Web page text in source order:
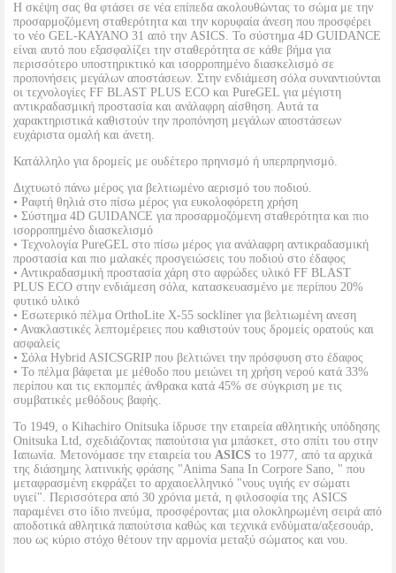
Η σκέψη σας θα φτάσει σε νέα επίπεδα ακολουθώντας το σώμα με την
προσαρμοζόμενη σταθερότητα και την κορυφαία άνεση που προσφέρει
το νέο GEL-KAYANO 31 από την ASICS. Το σύστημα 4D GUIDANCE
είναι αυτό που εξασφαλίζει την σταθερότητα σε κάθε βήμα για
περισσότερο υποστηρικτικό και ισορροπημένο διασκελισμό σε
προπονήσεις μεγάλων αποστάσεων. Στην ενδιάμεση σόλα συναντιούνται
οι τεχνολογίες FF BLAST PLUS ECO και PureGEL για μέγιστη
αντικραδασμική προστασία και ανάλαφρη αίσθηση. Αυτά τα
χαρακτηριστικά καθιστούν την προπόνηση μεγάλων αποστάσεων
ευχάριστα ομαλή και άνετη.
Κατάλληλο για δρομείς με ουδέτερο πρηνισμό ή υπερπρηνισμό.
Διχτυωτό πάνω μέρος για βελτιωμένο αερισμό του ποδιού.
• Ραφτή θηλιά στο πίσω μέρος για ευκολοφόρετη χρήση
• Σύστημα 4D GUIDANCE για προσαρμοζόμενη σταθερότητα και πιο
ισορροπημένο διασκελισμό
• Τεχνολογία PureGEL στο πίσω μέρος για ανάλαφρη αντικραδασμική
προστασία και πιο μαλακές προσγειώσεις του ποδιού στο έδαφος
• Αντικραδασμική προστασία χάρη στο αφρώδες υλικό FF BLAST
PLUS ECO στην ενδιάμεση σόλα, κατασκευασμένο με περίπου 20%
φυτικό υλικό
• Εσωτερικό πέλμα OrthoLite X-55 sockliner για βελτιωμένη ανεση
• Ανακλαστικές λεπτομέρειες που καθιστούν τους δρομείς ορατούς και
ασφαλείς
• Σόλα Hybrid ASICSGRIP που βελτιώνει την πρόσφυση στο έδαφος
• Το πέλμα βάφεται με μέθοδο που μειώνει τη χρήση νερού κατά 33%
περίπου και τις εκπομπές άνθρακα κατά 45% σε σύγκριση με τις
συμβατικές μεθόδους βαφής.
Το 1949, ο Kihachiro Onitsuka ίδρυσε την εταιρεία αθλητικής υπόδησης
Onitsuka Ltd, σχεδιάζοντας παπούτσια για μπάσκετ, στο σπίτι του στην
Ιαπωνία. Μετονόμασε την εταιρεία του ASICS το 1977, από τα αρχικά
της διάσημης λατινικής φράσης "Anima Sana In Corpore Sano, " που
μεταφρασμένη εκφράζει το αρχαιοελληνικό "νους υγιής εν σώματι
υγιεί". Περισσότερα από 30 χρόνια μετά, η φιλοσοφία της ASICS
παραμένει στο ίδιο πνεύμα, προσφέροντας μια ολοκληρωμένη σειρά από
αποδοτικά αθλητικά παπούτσια καθώς και τεχνικά ενδύματα/αξεσουάρ,
που ως κύριο στόχο θέτουν την αρμονία μεταξύ σώματος και νου.